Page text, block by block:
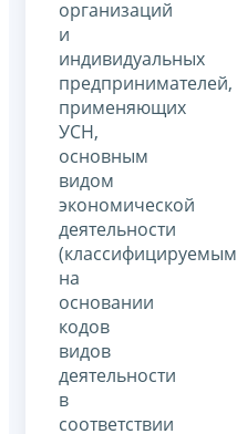
организаций
и
индивидуальных
предпринимателей,
применяющих
УСН,
основным
видом
экономической
деятельности
(классифицируемым
на
основании
кодов
видов
деятельности
в
соответствии